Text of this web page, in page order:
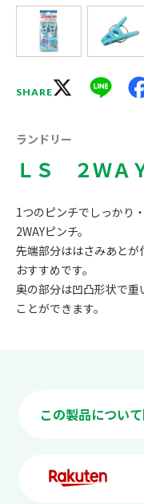
SHARE Line
ランドリー
ＬＳ ２ＷＡ
1つのピンチでしっかり
2WAYピンチ。
先端部分ははさみあと
おすすめです。
奥の部分は凹凸形状で
ことができます。
この製品につい